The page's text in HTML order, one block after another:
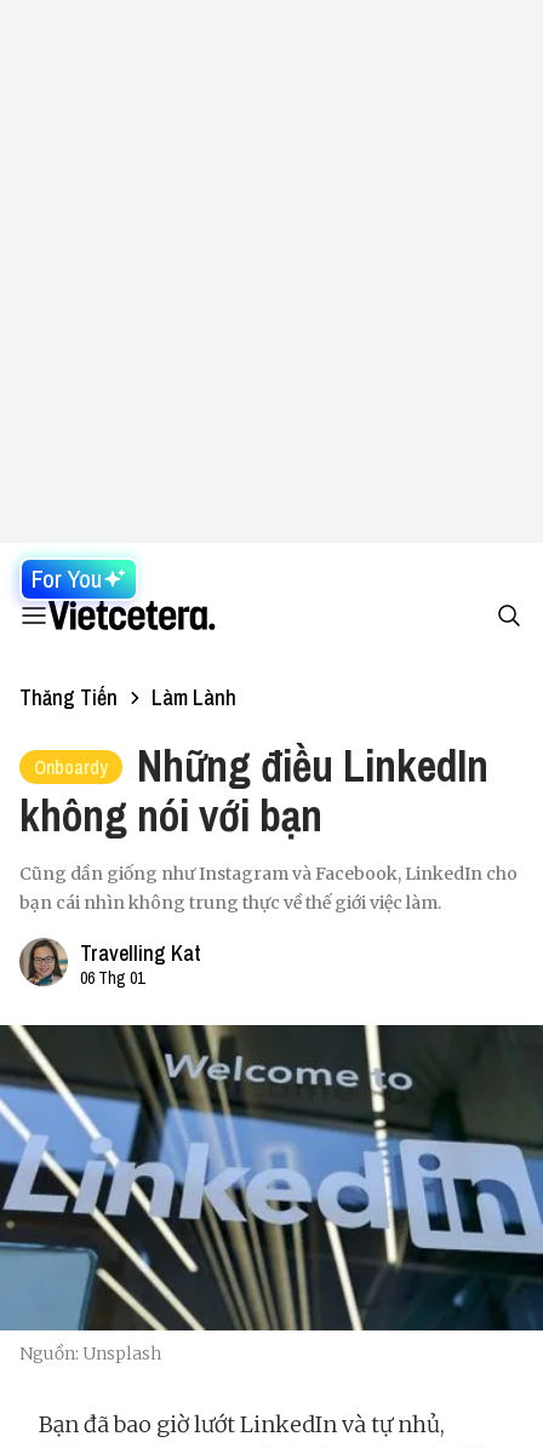
For You
Thăng Tiến Làm Lành
Onboardy
Những điều LinkedIn
không nói với bạn
Cũng dần giống như Instagram và Facebook, LinkedIn cho
bạn cái nhìn không trung thực về thế giới việc làm.
Travelling Kat
06 Thg 01
Nguồn: Unsplash
Bạn đã bao giờ lướt LinkedIn và tự nhủ,